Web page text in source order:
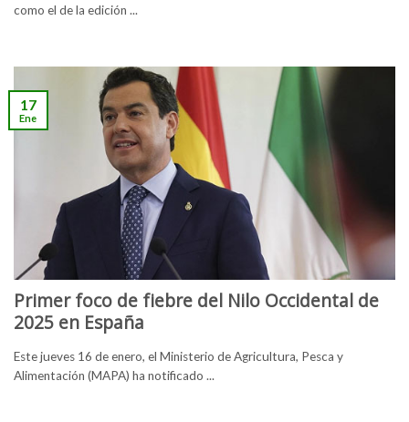
como el de la edición ...
Primer foco de fiebre del Nilo Occidental de
2025 en España
Este jueves 16 de enero, el Ministerio de Agricultura, Pesca y
Alimentación (MAPA) ha notificado ...
17
Ene